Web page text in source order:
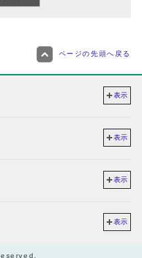
ページの先頭へ戻る
表示
表示
表示
表示